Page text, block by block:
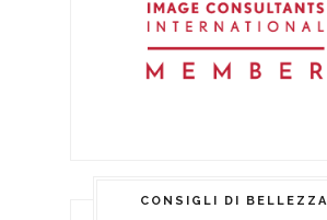
CONSIGLI DI BELLEZZA